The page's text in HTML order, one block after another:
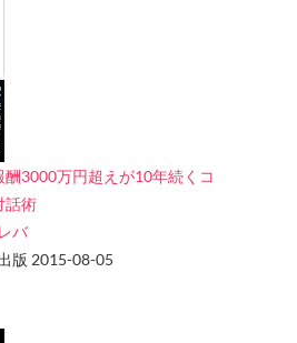
酬3000万円超えが10年続くコ
話術
バ
版 2015-08-05